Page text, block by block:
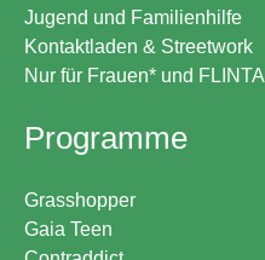
Jugend und Familienhilfe
Kontaktladen & Streetwork
Nur für Frauen* und FLINTA
Programme
Grasshopper
Gaia Teen